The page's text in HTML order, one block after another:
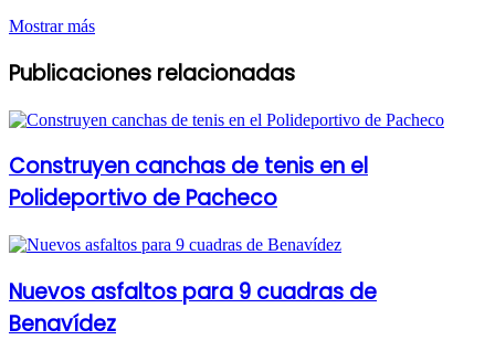
Mostrar más
Publicaciones relacionadas
Construyen canchas de tenis en el
Polideportivo de Pacheco
Nuevos asfaltos para 9 cuadras de
Benavídez